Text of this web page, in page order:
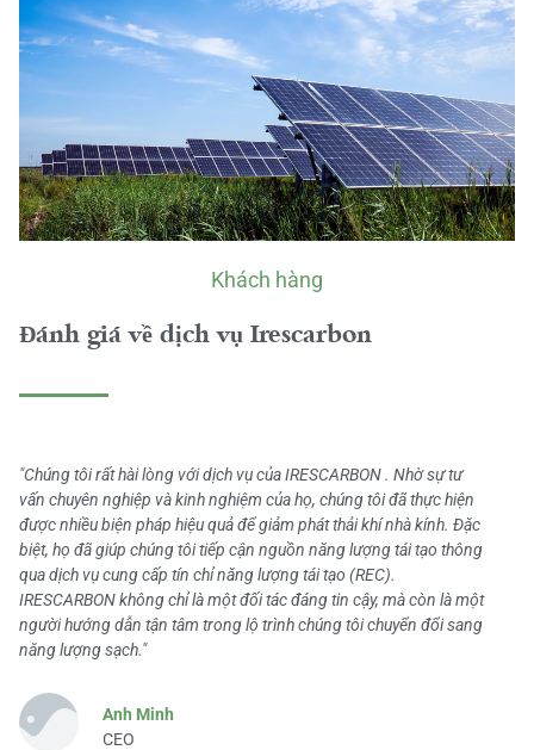
Khách hàng
Đánh giá về dịch vụ Irescarbon
"Chúng tôi rất hài lòng với dịch vụ của IRESCARBON . Nhờ sự tư
vấn chuyên nghiệp và kinh nghiệm của họ, chúng tôi đã thực hiện
được nhiều biện pháp hiệu quả để giảm phát thải khí nhà kính. Đặc
biệt, họ đã giúp chúng tôi tiếp cận nguồn năng lượng tái tạo thông
qua dịch vụ cung cấp tín chỉ năng lượng tái tạo (REC).
IRESCARBON không chỉ là một đối tác đáng tin cậy, mà còn là một
người hướng dẫn tận tâm trong lộ trình chúng tôi chuyển đổi sang
năng lượng sạch."
Anh Minh
CEO